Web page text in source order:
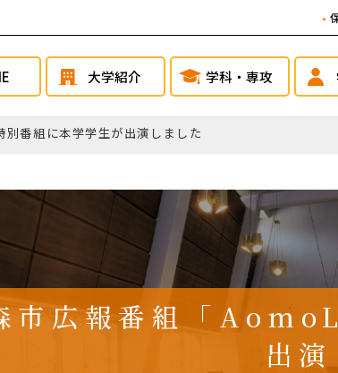
大学紹介 学科・専攻
番組に本学学生が出演しました
市広報番組「
出